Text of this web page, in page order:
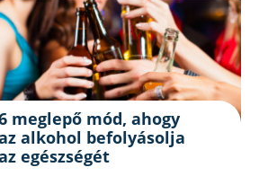
PARTNEREINK
KAPCSOLAT
Süti beállítások
meglepő mód, ahogy
alkohol befolyásolja
egészségét